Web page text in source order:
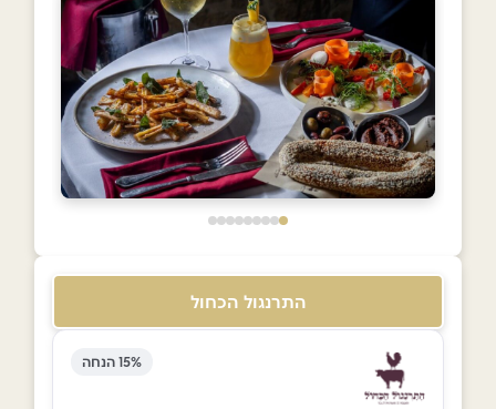
התרנגול הכחול
15% הנחה